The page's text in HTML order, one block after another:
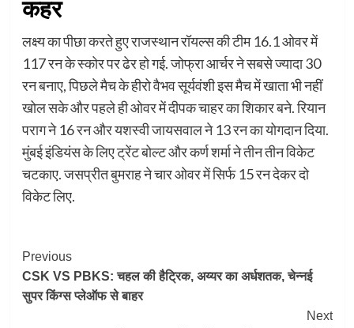
कहर
लक्ष्य का पीछा करते हुए राजस्थान रॉयल्स की टीम 16.1 ओवर में
117 रन के स्कोर पर ढेर हो गई. जोफ्रा आर्चर ने सबसे ज्यादा 30
रन बनाए, पिछले मैच के हीरो वैभव सूर्यवंशी इस मैच में खाता भी नहीं
खोल सके और पहले ही ओवर में दीपक चाहर का शिकार बने. रियान
पराग ने 16 रन और यशस्वी जायसवाल ने 13 रन का योगदान दिया.
मुंबई इंडियंस के लिए ट्रेंट बोल्ट और कर्ण शर्मा ने तीन तीन विकेट
चटकाए. जसप्रीत बुमराह ने चार ओवर में सिर्फ 15 रन देकर दो
विकेट लिए.
Post
Navigation
Previous
CSK VS PBKS: चहल की हैट्रिक, अय्यर का अर्धशतक, चेन्नई
सुपर किंग्स प्लेऑफ से बाहर
Next